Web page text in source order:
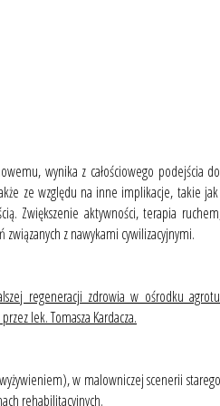
wynika z całościowego podejścia
ze względu na inne implikacje, takie
Zwiększenie aktywności, terapia
z nawykami cywilizacyjnymi.
regeneracji zdrowia w ośrodku
lek. Tomasza Kardacza.
w malowniczej scenerii
rehabilitacyjnych.